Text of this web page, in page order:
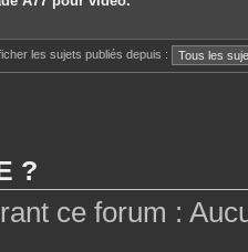
les sujets publiés depuis :
?
ce forum :